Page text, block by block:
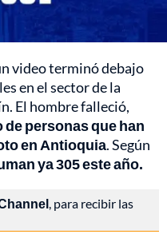
video terminó debajo
en el sector de la
El hombre falleció,
personas que han
en Antioquia. Según
ya 305 este año.
, para recibir las